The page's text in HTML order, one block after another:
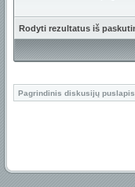
Rodyti rezultatus iš
Pagrindinis diskusijų puslapis